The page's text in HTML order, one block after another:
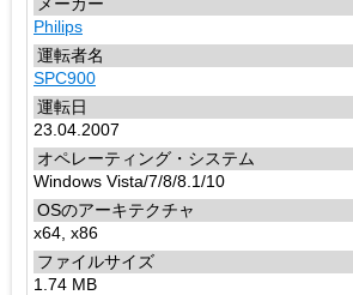
Philips
SPC900
23.04.2007
Windows Vista/7/8/8.1/10
x64, x86
1.74 MB